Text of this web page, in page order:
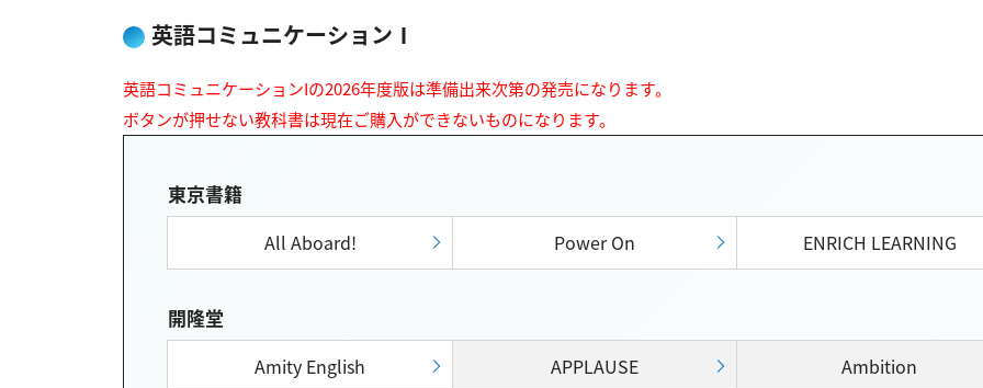
英語コミュニケーションⅠ
英語コミュニケーションIの2026年度版は準備出来次第の発売になります。
ボタンが押せない教科書は現在ご購入ができないものになります。
東京書籍
All Aboard! Power On ENRICH LEARNING
開隆堂
Amity English APPLAUSE Ambition